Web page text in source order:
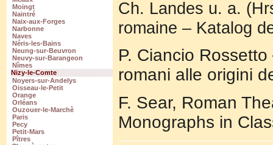
Moingt
Naintré
Naix-aux-Forges
Narbonne
Naves
Néris-les-Bains
Neung-sur-Beuvron
Neuvy-sur-Barangeon
Nîmes
Nizy-le-Comte
Noyers-sur-Andelys
Oisseau-le-Petit
Orange
Orléans
Ouzouer-le-Marchè
Paris
Pecy
Petit-Mars
Pîtres
Ch. Landes u. a.
romaine – Katalog
P. Ciancio
romani alle origini
F. Sear, Roman
Monographs in